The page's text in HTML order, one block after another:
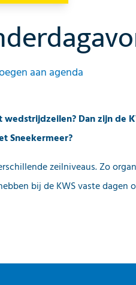
aan agenda
Dan zijn de
Sneekermeer?
zeilniveaus. Zo
bij de KWS vaste dagen